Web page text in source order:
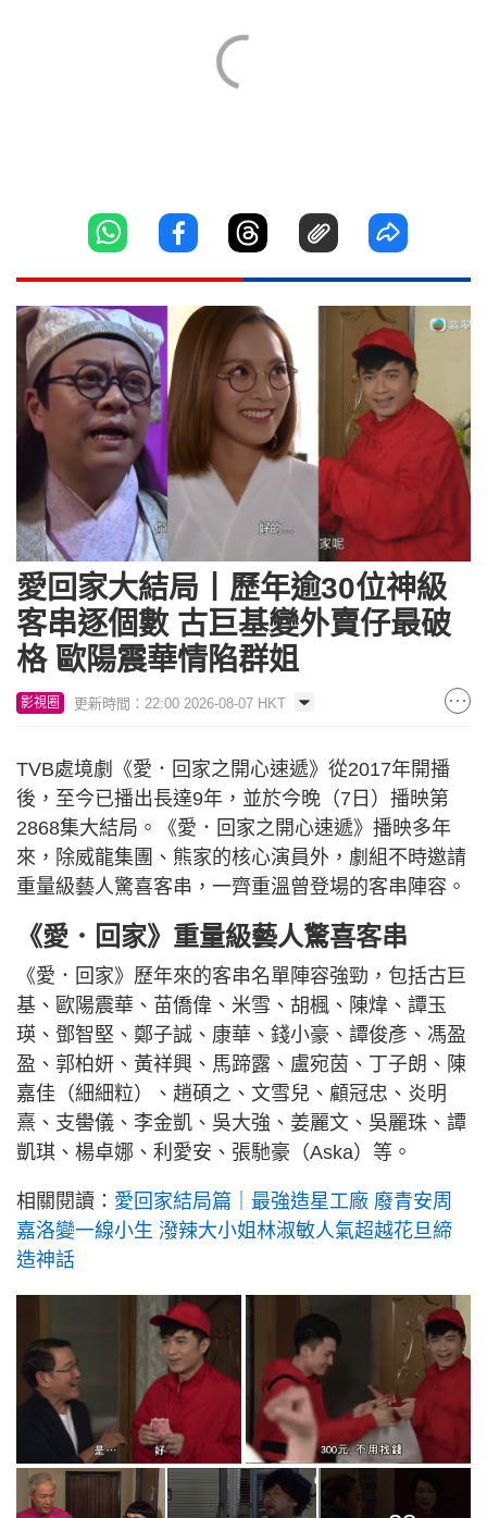
愛回家大結局丨歷年逾30位神級
客串逐個數 古巨基變外賣仔最破
格 歐陽震華情陷群姐
影視圈 更新時間：22:00 2026-08-07 HKT
TVB處境劇《愛．回家之開心速遞》從2017年開播
後，至今已播出長達9年，並於今晚（7日）播映第
2868集大結局。《愛．回家之開心速遞》播映多年
來，除威龍集團、熊家的核心演員外，劇組不時邀請
重量級藝人驚喜客串，一齊重溫曾登場的客串陣容。
《愛．回家》重量級藝人驚喜客串
《愛．回家》歷年來的客串名單陣容強勁，包括古巨
基、歐陽震華、苗僑偉、米雪、胡楓、陳煒、譚玉
瑛、鄧智堅、鄭子誠、康華、錢小豪、譚俊彥、馮盈
盈、郭柏妍、黃祥興、馬蹄露、盧宛茵、丁子朗、陳
嘉佳（細細粒）、趙碩之、文雪兒、顧冠忠、炎明
熹、支嚳儀、李金凱、吳大強、姜麗文、吳麗珠、譚
凱琪、楊卓娜、利愛安、張馳豪（Aska）等。
相關閱讀： 愛回家結局篇｜最強造星工廠 廢青安周
嘉洛變一線小生 潑辣大小姐林淑敏人氣超越花旦締
造神話